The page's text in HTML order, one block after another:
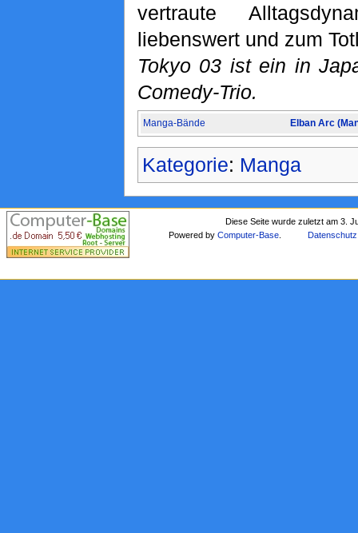
vertraute
liebenswert und zum
Tokyo 03 ist ein in
Comedy-Trio.
Manga-Bände Elban Arc
Kategorie: Manga
Diese Seite wurde zuletzt am 3.
Powered byComputer-Base Datenschutz